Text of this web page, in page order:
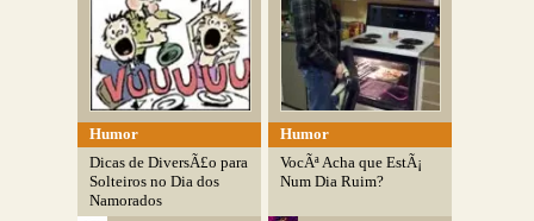
Humor
Dicas de DiversÃ£o para
Solteiros no Dia dos
Namorados
Humor
VocÃª Acha que EstÃ¡
Num Dia Ruim?